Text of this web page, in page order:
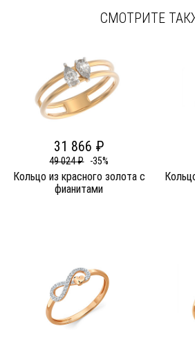
СМОТРИТЕ
31 866 ₽
49 024 ₽ -35%
Кольцо из красного золота c
фианитами